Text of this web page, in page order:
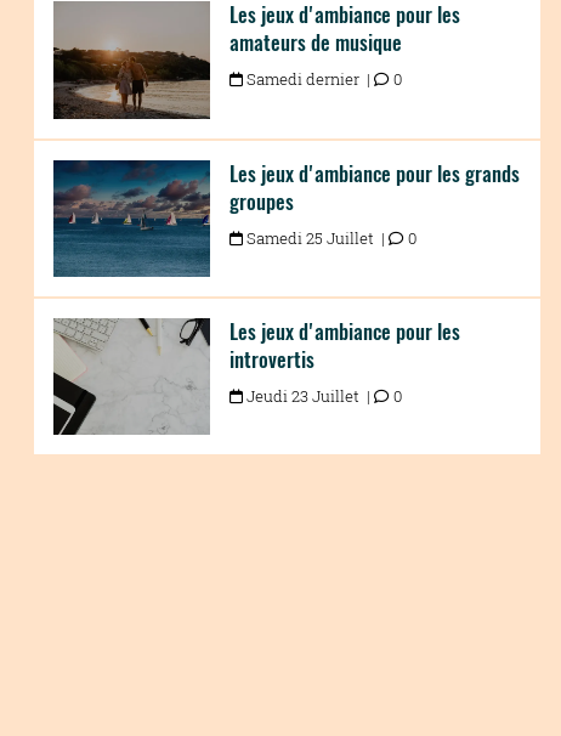
Les jeux d'ambiance pour les
amateurs de musique
Samedi dernier | 0
Les jeux d'ambiance pour les grands
groupes
Samedi 25 Juillet | 0
Les jeux d'ambiance pour les
introvertis
Jeudi 23 Juillet | 0